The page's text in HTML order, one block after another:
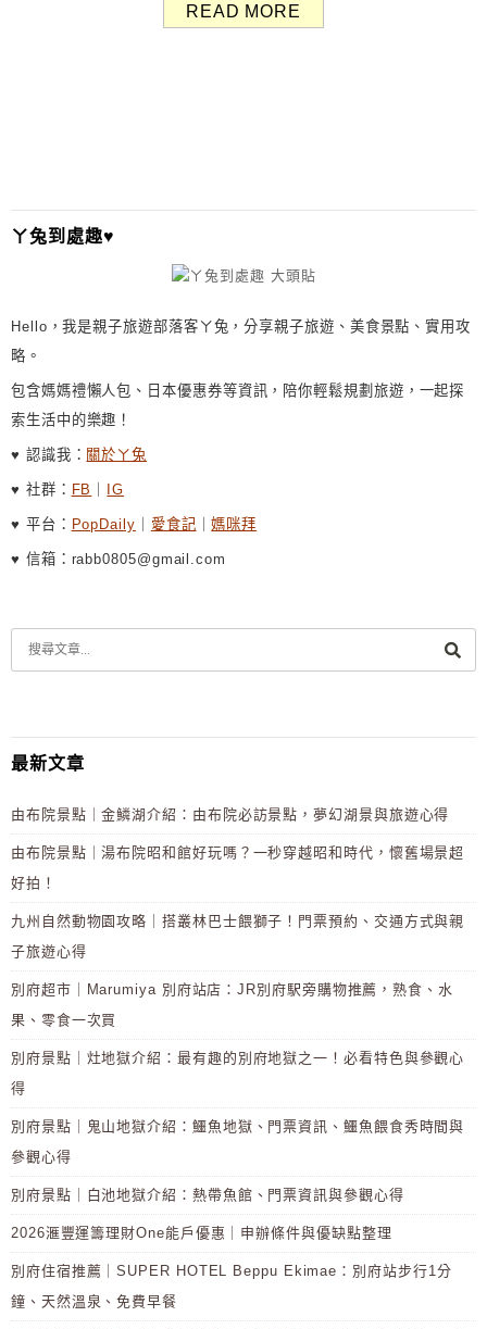
政治或文化因素吧），不少人給我的反應都是去北京幹嘛、
READ MORE
ㄚ兔到處趣♥
Hello，我是親子旅遊部落客ㄚ兔，分享親子旅遊、美食景點、實用攻
略。
包含媽媽禮懶人包、日本優惠券等資訊，陪你輕鬆規劃旅遊，一起探
索生活中的樂趣！
♥ 認識我： 關於ㄚ兔
♥ 社群： FB IG
♥ 平台： PopDaily 愛食記 ｜媽咪拜
♥ 信箱：rabb0805@gmail.com
最新文章
由布院景點｜金鱗湖介紹：由布院必訪景點，夢幻湖景與旅遊心得
由布院景點｜湯布院昭和館好玩嗎？一秒穿越昭和時代，懷舊場景超
好拍！
九州自然動物園攻略｜搭叢林巴士餵獅子！門票預約、交通方式與親
子旅遊心得
別府超市｜Marumiya 別府站店：JR別府駅旁購物推薦，熟食、水
果、零食一次買
別府景點｜灶地獄介紹：最有趣的別府地獄之一！必看特色與參觀心
得
別府景點｜鬼山地獄介紹：鱷魚地獄、門票資訊、鱷魚餵食秀時間與
參觀心得
別府景點｜白池地獄介紹：熱帶魚館、門票資訊與參觀心得
2026滙豐運籌理財One能戶優惠｜申辦條件與優缺點整理
別府住宿推薦｜SUPER HOTEL Beppu Ekimae：別府站步行1分
鐘、天然溫泉、免費早餐